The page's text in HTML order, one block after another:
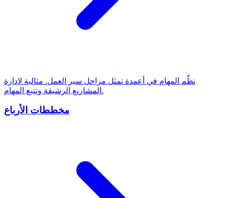
نظّم المهام في أعمدة تمثل مراحل سير العمل. مثالية لإدارة
المشاريع الرشيقة وتتبع المهام.
مخططات الأرباع